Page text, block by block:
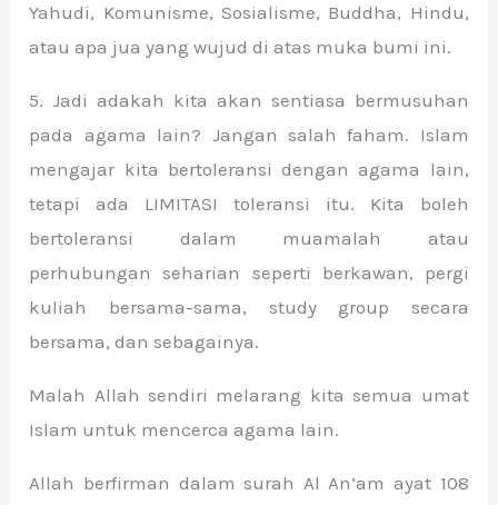
Yahudi, Komunisme, Sosialisme, Buddha, Hindu,
atau apa jua yang wujud di atas muka bumi ini.
5. Jadi adakah kita akan sentiasa bermusuhan
pada agama lain? Jangan salah faham. Islam
mengajar kita bertoleransi dengan agama lain,
tetapi ada LIMITASI toleransi itu. Kita boleh
bertoleransi dalam muamalah atau
perhubungan seharian seperti berkawan, pergi
kuliah bersama-sama, study group secara
bersama, dan sebagainya.
Malah Allah sendiri melarang kita semua umat
Islam untuk mencerca agama lain.
Allah berfirman dalam surah Al An’am ayat 108